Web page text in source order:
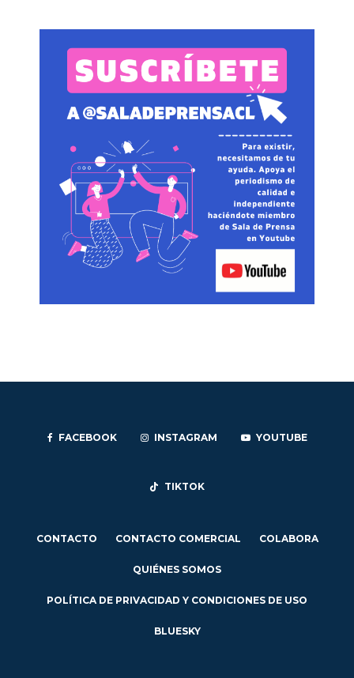
FACEBOOK INSTAGRAM YOUTUBE
TIKTOK
CONTACTO CONTACTO COMERCIAL COLABORA
QUIÉNES SOMOS
POLÍTICA DE PRIVACIDAD Y CONDICIONES DE USO
BLUESKY